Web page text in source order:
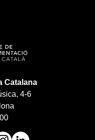
Catalana
4-6